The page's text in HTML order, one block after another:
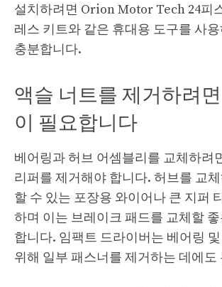
설치하려면 Orion Motor Tech 24피
레스 키트와 같은 휴대용 도구를 사용
충분합니다.
액슬 너트를 제거하려
이 필요합니다
베어링과 허브 어셈블리를 교체하려
리퍼를 제거해야 합니다. 허브를 교
할 수 있는 포장용 와이어나 큰 지퍼
하며 이는 브레이크 패드를 교체할
합니다. 임팩트 드라이버는 베어링
위해 일부 패스너를 제거하는 데에도